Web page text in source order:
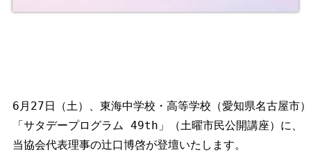
6月27日（土）、東海中学校・高等学校（愛知県名古屋市
「サタデープログラム 49th」（土曜市民公開講座）に、
当協会代表理事の辻口博啓が登壇いたします。